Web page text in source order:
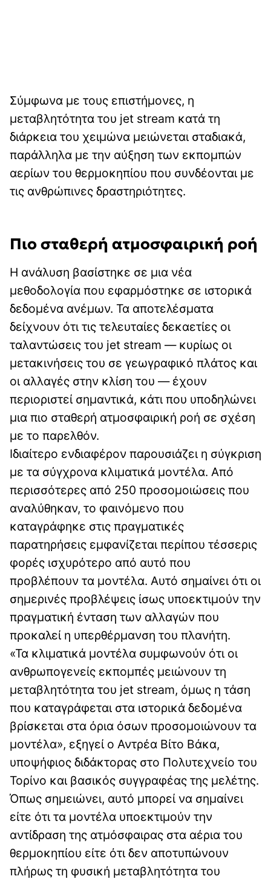
Σύμφωνα με τους επιστήμονες, η
μεταβλητότητα του jet stream κατά τη
διάρκεια του χειμώνα μειώνεται σταδιακά,
παράλληλα με την αύξηση των εκπομπών
αερίων του θερμοκηπίου που συνδέονται με
τις ανθρώπινες δραστηριότητες.
Πιο σταθερή ατμοσφαιρική ροή
Η ανάλυση βασίστηκε σε μια νέα
μεθοδολογία που εφαρμόστηκε σε ιστορικά
δεδομένα ανέμων. Τα αποτελέσματα
δείχνουν ότι τις τελευταίες δεκαετίες οι
ταλαντώσεις του jet stream — κυρίως οι
μετακινήσεις του σε γεωγραφικό πλάτος και
οι αλλαγές στην κλίση του — έχουν
περιοριστεί σημαντικά, κάτι που υποδηλώνει
μια πιο σταθερή ατμοσφαιρική ροή σε σχέση
με το παρελθόν.
Ιδιαίτερο ενδιαφέρον παρουσιάζει η σύγκριση
με τα σύγχρονα κλιματικά μοντέλα. Από
περισσότερες από 250 προσομοιώσεις που
αναλύθηκαν, το φαινόμενο που
καταγράφηκε στις πραγματικές
παρατηρήσεις εμφανίζεται περίπου τέσσερις
φορές ισχυρότερο από αυτό που
προβλέπουν τα μοντέλα. Αυτό σημαίνει ότι οι
σημερινές προβλέψεις ίσως υποεκτιμούν την
πραγματική ένταση των αλλαγών που
προκαλεί η υπερθέρμανση του πλανήτη.
«Τα κλιματικά μοντέλα συμφωνούν ότι οι
ανθρωπογενείς εκπομπές μειώνουν τη
μεταβλητότητα του jet stream, όμως η τάση
που καταγράφεται στα ιστορικά δεδομένα
βρίσκεται στα όρια όσων προσομοιώνουν τα
μοντέλα», εξηγεί ο Αντρέα Βίτο Βάκα,
υποψήφιος διδάκτορας στο Πολυτεχνείο του
Τορίνο και βασικός συγγραφέας της μελέτης.
Όπως σημειώνει, αυτό μπορεί να σημαίνει
είτε ότι τα μοντέλα υποεκτιμούν την
αντίδραση της ατμόσφαιρας στα αέρια του
θερμοκηπίου είτε ότι δεν αποτυπώνουν
πλήρως τη φυσική μεταβλητότητα του